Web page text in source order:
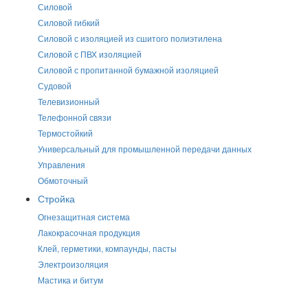
Силовой
Силовой гибкий
Силовой с изоляцией из сшитого полиэтилена
Силовой с ПВХ изоляцией
Силовой с пропитанной бумажной изоляцией
Судовой
Телевизионный
Телефонной связи
Термостойкий
Универсальный для промышленной передачи данных
Управления
Обмоточный
Стройка
Огнезащитная система
Лакокрасочная продукция
Клей, герметики, компаунды, пасты
Электроизоляция
Мастика и битум